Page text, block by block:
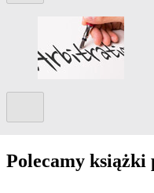
Polecamy książki